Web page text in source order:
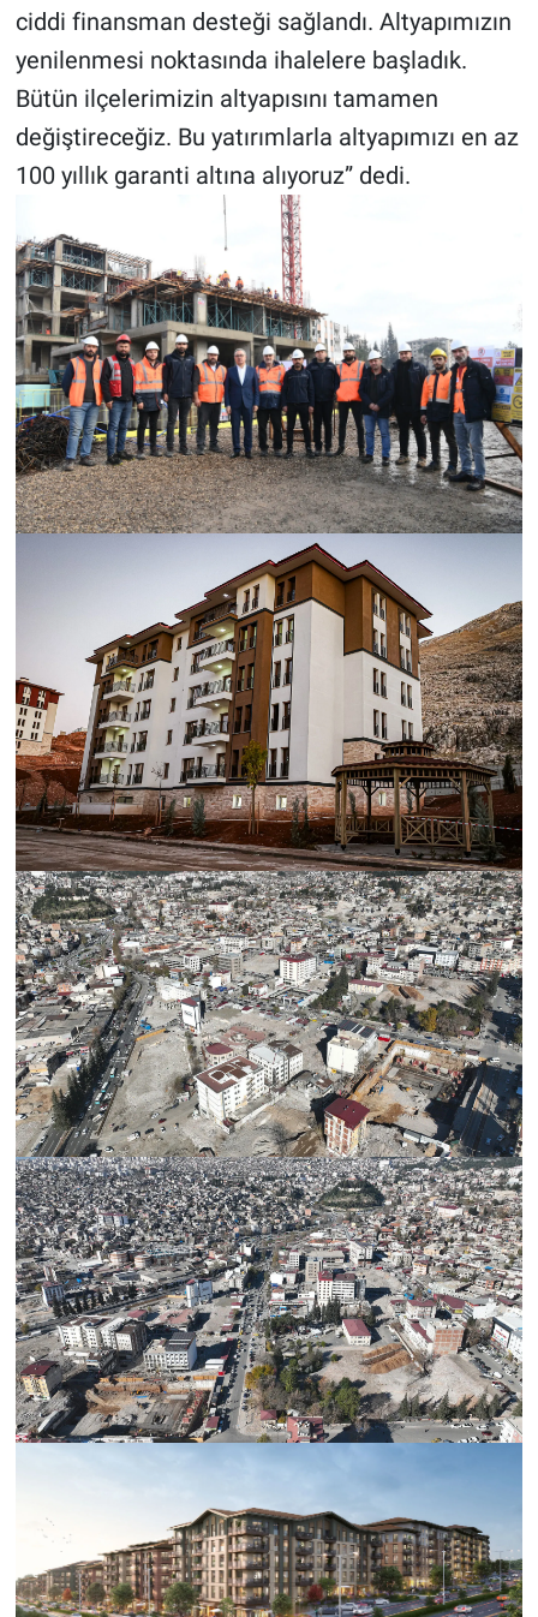
ciddi finansman desteği sağlandı. Altyapımızın
yenilenmesi noktasında ihalelere başladık.
Bütün ilçelerimizin altyapısını tamamen
değiştireceğiz. Bu yatırımlarla altyapımızı en az
100 yıllık garanti altına alıyoruz” dedi.